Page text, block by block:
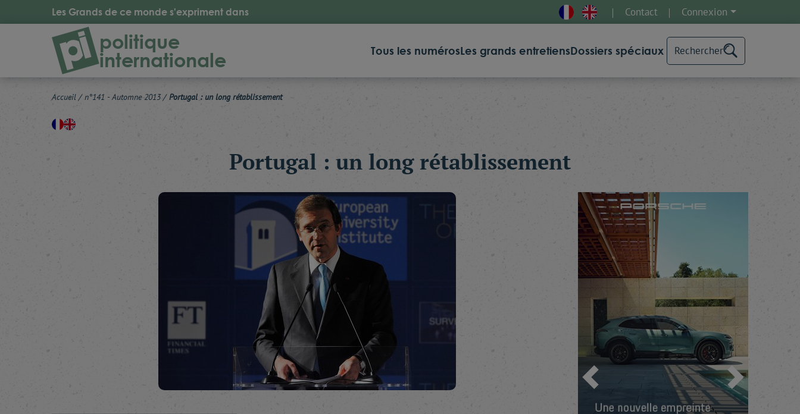
Les Grands de ce monde s'expriment dans Contact Connexion
politique
internationale Tous les numérosLes grands entretiensDossiers spéciaux Rechercher
Accueil / n°141 - Automne 2013 / Portugal : un long rétablissement
Portugal : un long rétablissement
Précédent Suivant